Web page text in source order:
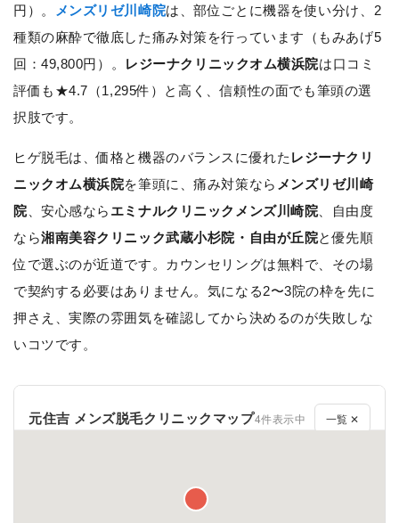
円）。
メンズリゼ川崎院は、部位ごとに機器を使い分け、2
種類の麻酔で徹底した痛み対策を行っています（もみあげ5
回：49,800円）。
レジーナクリニックオム横浜院は口コミ
評価も★4.7（1,295件）と高く、信頼性の面でも筆頭の選
択肢です。
ヒゲ脱毛は、価格と機器のバランスに優れた レジーナクリ
ニックオム横浜院を筆頭に、痛み対策なら メンズリゼ川崎
院、安心感なら エミナルクリニックメンズ川崎院、自由度
なら湘南美容クリニック武蔵小杉院・自由が丘院と優先順
位で選ぶのが近道です。カウンセリングは無料で、その場
で契約する必要はありません。気になる2〜3院の枠を先に
押さえ、実際の雰囲気を確認してから決めるのが失敗しな
いコツです。
元住吉 メンズ脱毛クリニックマップ4件表示中 一覧 ✕